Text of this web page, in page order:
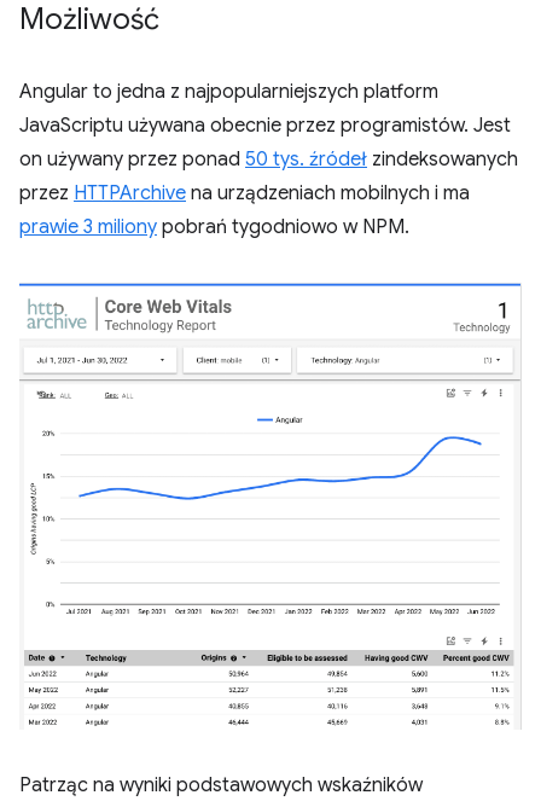
Możliwość
Angular to jedna z najpopularniejszych platform
JavaScriptu używana obecnie przez programistów. Jest
on używany przez ponad 50 tys. źródeł zindeksowanych
przez HTTPArchive na urządzeniach mobilnych i ma
prawie 3 miliony pobrań tygodniowo w NPM.
Patrząc na wyniki podstawowych wskaźników